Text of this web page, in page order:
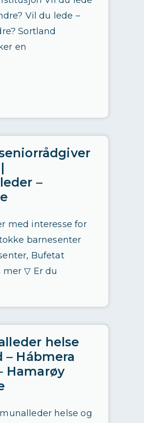
Vil du lede –
Sortland
en
–
med interesse for
barnesenter
Bufetat
mer ▽ Er du
helse
– Hábmera
Hamarøy
helse og